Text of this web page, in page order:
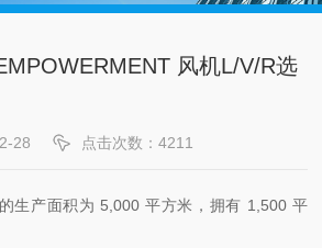
风机L/V/R选
28 点击次数：4211
生产面积为 5,000 平方米，拥有 1,500 平